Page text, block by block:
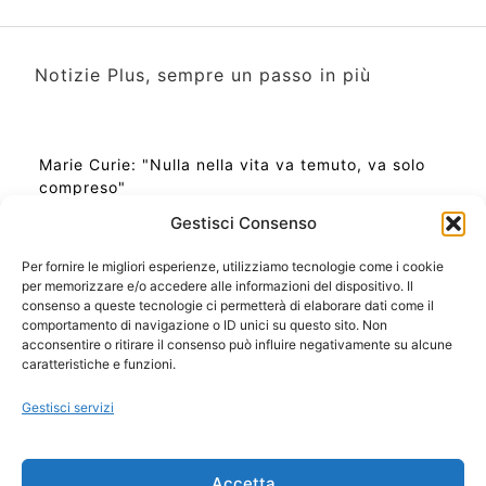
Gestisci Consenso
Per fornire le migliori esperienze, utilizziamo tecnologie come i cookie
per memorizzare e/o accedere alle informazioni del dispositivo. Il
consenso a queste tecnologie ci permetterà di elaborare dati come il
comportamento di navigazione o ID unici su questo sito. Non
acconsentire o ritirare il consenso può influire negativamente su alcune
caratteristiche e funzioni.
Gestisci servizi
Notizie Plus, sempre un passo in più
Marie Curie: "Nulla nella vita va temuto, va solo
compreso"
Ora Esatta in Italia in questo momento
Ti Senti Strano Ultimamente? Potrebbe Essere per
la Risonanza di Schumann
Come Sapere Se Stai Ascendendo alla Quinta
Copyright 2026 NotiziePlus.com